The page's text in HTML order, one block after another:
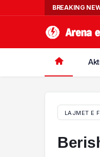
BREAKING
LAJMET E